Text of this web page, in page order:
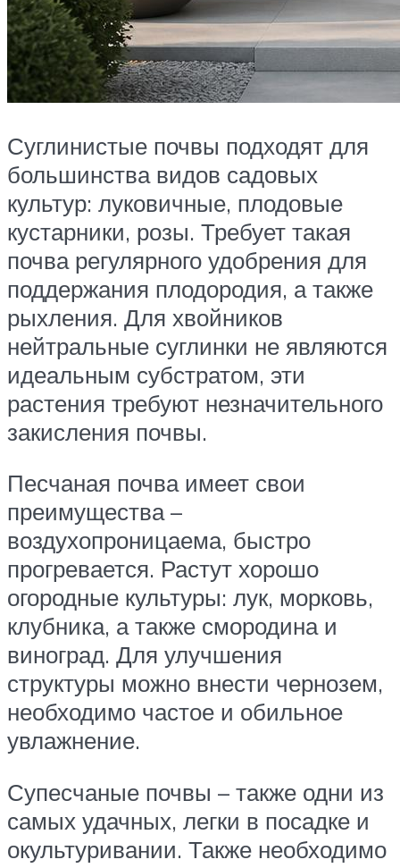
Суглинистые почвы подходят для
большинства видов садовых
культур: луковичные, плодовые
кустарники, розы. Требует такая
почва регулярного удобрения для
поддержания плодородия, а также
рыхления. Для хвойников
нейтральные суглинки не являются
идеальным субстратом, эти
растения требуют незначительного
закисления почвы.
Песчаная почва имеет свои
преимущества –
воздухопроницаема, быстро
прогревается. Растут хорошо
огородные культуры: лук, морковь,
клубника, а также смородина и
виноград. Для улучшения
структуры можно внести чернозем,
необходимо частое и обильное
увлажнение.
Супесчаные почвы – также одни из
самых удачных, легки в посадке и
окультуривании. Также необходимо